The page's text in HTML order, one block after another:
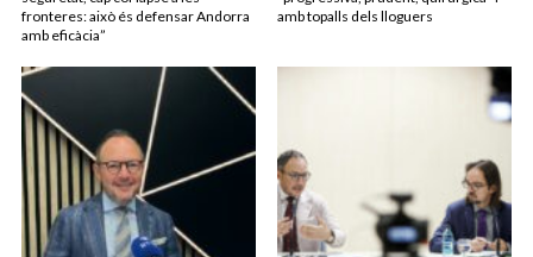
fronteres: això és defensar Andorra
amb eficàcia”
amb topalls dels lloguers